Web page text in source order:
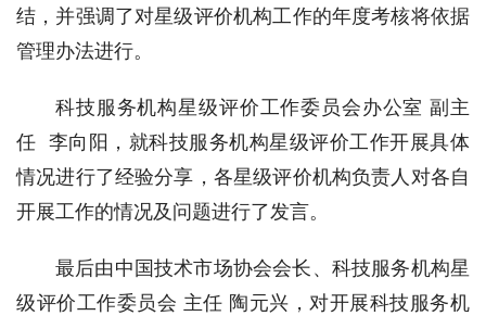
结，并强调了对星级评价机构工作的年度考核将依据
管理办法进行。
科技服务机构星级评价工作委员会办公室 副主
任  李向阳，就科技服务机构星级评价工作开展具体
情况进行了经验分享，各星级评价机构负责人对各自
开展工作的情况及问题进行了发言。
最后由中国技术市场协会会长、科技服务机构星
级评价工作委员会 主任 陶元兴，对开展科技服务机